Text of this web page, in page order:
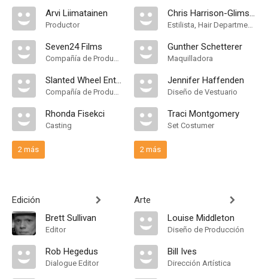
Arvi Liimatainen
Productor
Seven24 Films
Compañía de Produccion
Slanted Wheel Entertainment
Compañía de Produccion
Rhonda Fisekci
Casting
2 más
Edición
Brett Sullivan
Editor
Rob Hegedus
Dialogue Editor
Chris Harrison-Glimsdale
Estilista, Hair Department Head
Gunther Schetterer
Maquilladora
Jennifer Haffenden
Diseño de Vestuario
Traci Montgomery
Set Costumer
2 más
Arte
Louise Middleton
Diseño de Producción
Bill Ives
Dirección Artística